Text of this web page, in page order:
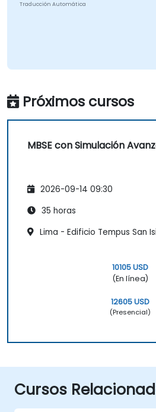
Traducción Automática
Próximos cursos
MBSE con Simulación
2026-09-14 09:30
35 horas
Lima - Edificio Tempus San
10105 USD
(En línea)
12605 USD
(Presencial)
Cursos